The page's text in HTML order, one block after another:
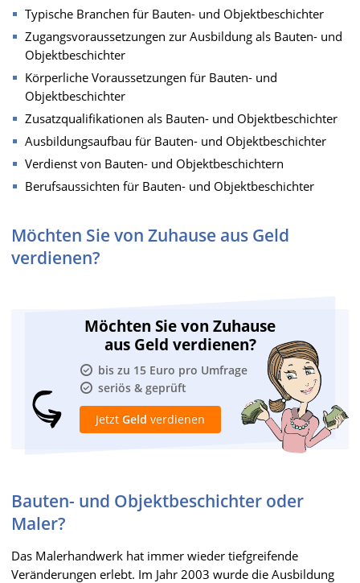
Typische Branchen für Bauten- und Objektbeschichter
Zugangsvoraussetzungen zur Ausbildung als Bauten- und
Objektbeschichter
Körperliche Voraussetzungen für Bauten- und
Objektbeschichter
Zusatzqualifikationen als Bauten- und Objektbeschichter
Ausbildungsaufbau für Bauten- und Objektbeschichter
Verdienst von Bauten- und Objektbeschichtern
Berufsaussichten für Bauten- und Objektbeschichter
Möchten Sie von Zuhause aus Geld
verdienen?
Möchten Sie von Zuhause
aus Geld verdienen?
bis zu 15 Euro pro Umfrage
seriös & geprüft
Jetzt Geld verdienen
Bauten- und Objektbeschichter oder
Maler?
Das Malerhandwerk hat immer wieder tiefgreifende
Veränderungen erlebt. Im Jahr 2003 wurde die Ausbildung